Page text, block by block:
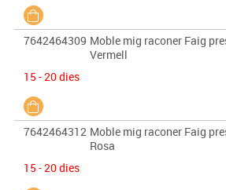
7642464309 Moble mig raconer Faig
Vermell
15 - 20 dies
7642464312 Moble mig raconer Faig
Rosa
15 - 20 dies